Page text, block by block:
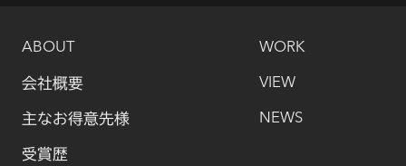
ABOUT
会社概要
主なお得意先様
受賞歴
WORK
VIEW
NEWS